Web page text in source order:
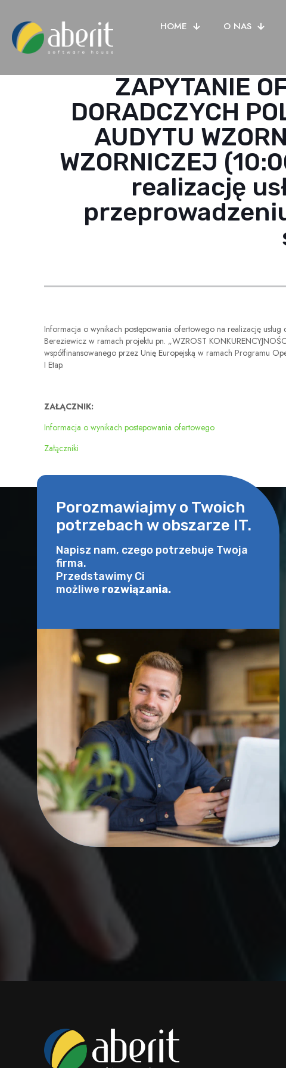
HOME O NAS
ZAPYTANIE
DORADCZYCH
AUDYTU
WZORNICZEJ
realizację
Informacja o wynikach postępowania ofertowego na realizację
Bereziewicz w ramach projektu pn. „WZROST
współfinansowanego przez Unię Europejską w ramach Programu
I Etap.
ZAŁĄCZNIK:
Informacja o wynikach postepowania ofertowego
Załączniki
Porozmawiajmy o Twoich
potrzebach w obszarze IT.
Napisz nam, czego potrzebuje Twoja
firma.
Przedstawimy Ci
możliwe rozwiązania.